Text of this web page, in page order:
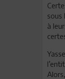
sous
à